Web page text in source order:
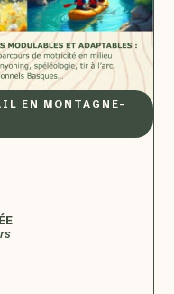
EN MONTAGNE–